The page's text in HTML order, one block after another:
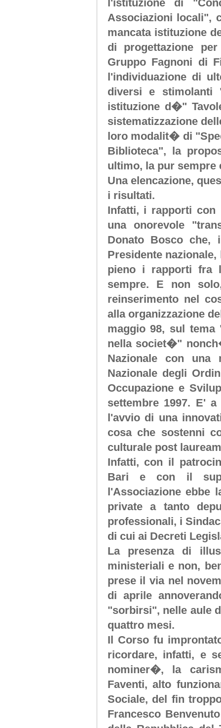
l'istituzione di
Associazioni locali",
mancata istituzione
di progettazione
Gruppo Fagnoni di
l'individuazione di
diversi e
istituzione d�"
sistematizzazione
loro modalit� di
Biblioteca", la
ultimo, la pur sempre
Una elencazione,
i risultati.
Infatti, i rapporti con
una onorevole
Donato Bosco che,
Presidente
pieno i rapporti fra
sempre. E non
reinserimento nel
alla organizzazione
maggio 98, sul
nella societ�"
Nazionale con una
Nazionale degli
Occupazione e
settembre 1997. E'
l'avvio di una
cosa che sostenni
culturale post
Infatti, con il
Bari e con il
l'Associazione ebbe
private a tanto
professionali, i
di cui ai Decreti
La presenza di
ministeriali e non,
prese il via nel
di aprile
"sorbirsi", nelle aule
quattro mesi.
Il Corso fu
ricordare, infatti, e
nominer�, la
Faventi, alto
Sociale, del fin
Francesco